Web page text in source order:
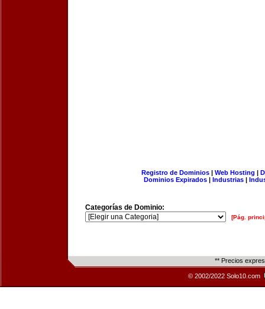
Registro de Dominios| Web Hosting |
Dominios Expirados | Industrias |
Categorías de Dominio:
[Pág.
** Precios
© 2002/2022 Solo10.com